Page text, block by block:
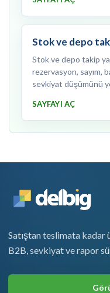
Stok ve depo
Stok ve depo takip
rezervasyon, sayım,
sevkiyat düşümünü
SAYFAYI AÇ
Satıştan teslimata kadar
B2B, sevkiyat ve rapor